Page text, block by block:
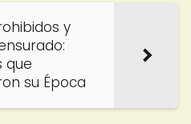
y
que
su Época